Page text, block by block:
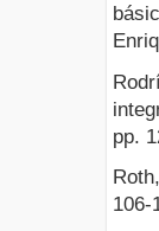
pp.
106-